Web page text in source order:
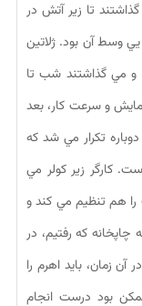
تا زير آتش در
وسط آن بود. ژلاتين
و مي گذاشتند شب تا
و سرعت كار، بعد
تكرار مي شد كه
كارگر زير كولر مي
هم تنظيم مي كند و
كه رفتيم، در
زمان، بايد اهرم را
بود درست انجام